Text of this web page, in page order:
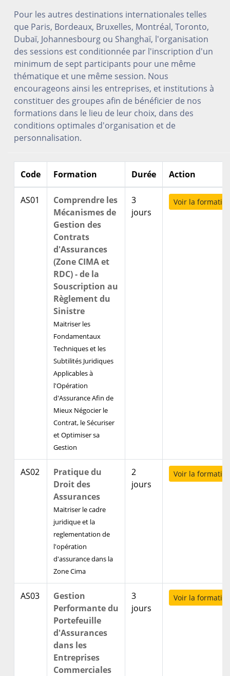
Pour les autres destinations internationales telles
que Paris, Bordeaux, Bruxelles, Montréal, Toronto,
Dubaï, Johannesbourg ou Shanghaï, l'organisation
des sessions est conditionnée par l'inscription d'un
minimum de sept participants pour une même
thématique et une même session. Nous
encourageons ainsi les entreprises, et institutions à
constituer des groupes afin de bénéficier de nos
formations dans le lieu de leur choix, dans des
conditions optimales d'organisation et de
personnalisation.
Code Formation Durée Action
AS01
Comprendre les
Mécanismes de
Gestion des
Contrats
d'Assurances
(Zone CIMA et
RDC) - de la
Souscription au
Règlement du
Sinistre
Maitriser les
Fondamentaux
Techniques et les
Subtilités Juridiques
Applicables à
l'Opération
d'Assurance Afin de
Mieux Négocier le
Contrat, le Sécuriser
et Optimiser sa
Gestion
3
jours
Voir la
AS02
Pratique du
Droit des
Assurances
Maitriser le cadre
juridique et la
reglementation de
l'opération
d'assurance dans la
Zone Cima
2
jours
Voir la
AS03
Gestion
Performante du
Portefeuille
d'Assurances
dans les
Entreprises
Commerciales
3
jours
Voir la